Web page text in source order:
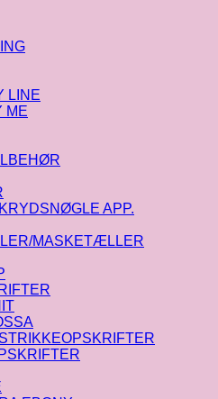
LINE
ME
APP.
MASKETÆLLER